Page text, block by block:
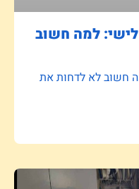
למה חשוב
חשוב לא לדחות את